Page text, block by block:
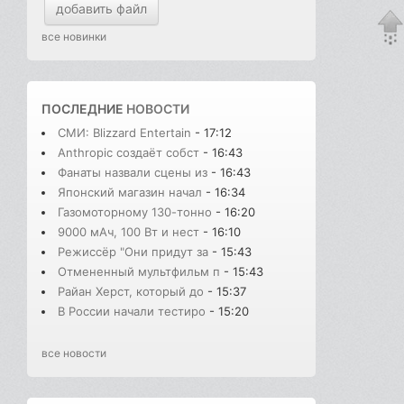
добавить файл
все новинки
ПОСЛЕДНИЕ НОВОСТИ
СМИ: Blizzard Entertain - 17:12
Anthropic создаёт собст - 16:43
Фанаты назвали сцены из - 16:43
Японский магазин начал - 16:34
Газомоторному 130-тонно - 16:20
9000 мАч, 100 Вт и нест - 16:10
Режиссёр "Они придут за - 15:43
Отмененный мультфильм п - 15:43
Райан Херст, который до - 15:37
В России начали тестиро - 15:20
все новости